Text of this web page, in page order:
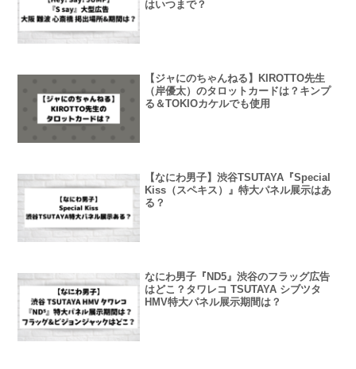
はいつまで？
【ジャにのちゃんねる】KIROTTO先生
（岸優太）のタロットカードは？キンプ
る＆TOKIOカケルでも使用
【なにわ男子】渋谷TSUTAYA『Special
Kiss（スペキス）』特大パネル展示はあ
る？
なにわ男子『ND5』渋谷のフラッグ広告
はどこ？タワレコ TSUTAYA シブツタ
HMV特大パネル展示期間は？